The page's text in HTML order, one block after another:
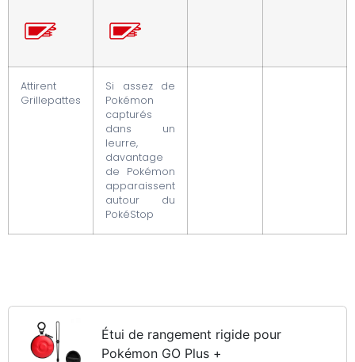
Attirent
Grillepattes
Si assez de
Pokémon
capturés
dans un
leurre,
davantage
de Pokémon
apparaissent
autour du
PokéStop
Étui de rangement rigide pour
Pokémon GO Plus +